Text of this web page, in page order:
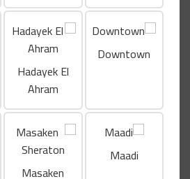
Downtown
Hadayek El
Ahram
Maadi
Masaken
Shipping & Delivery
منتجات ذات صلة
كرواسون
مخبوزات ومافن